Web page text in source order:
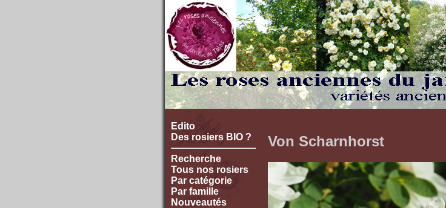
Edito
Des rosiers BIO ?
Recherche
Tous nos rosiers
Par catégorie
Par famille
Nouveautés
Von Scharnhorst